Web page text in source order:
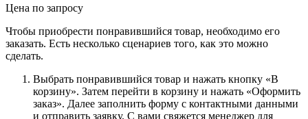
Цена по запросу
Чтобы приобрести понравившийся товар, необходимо его
заказать. Есть несколько сценариев того, как это можно
сделать.
Выбрать понравившийся товар и нажать кнопку «В
корзину». Затем перейти в корзину и нажать «Оформить
заказ». Далее заполнить форму с контактными данными
и отправить заявку. С вами свяжется менеджер для